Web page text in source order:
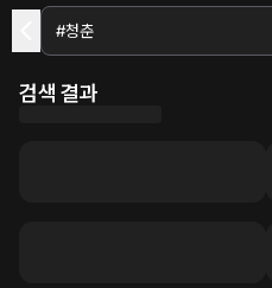
검색 결과